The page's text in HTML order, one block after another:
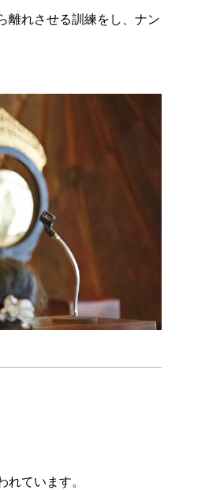
離れさせる訓練をし、ナン
ています。